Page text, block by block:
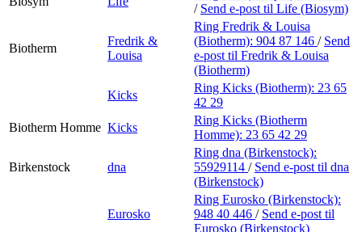
/ Send e-post til Life (Biosym)
Biotherm
Fredrik &
Louisa
Ring Fredrik & Louisa
(Biotherm): 904 87 146 / Send
e-post til Fredrik & Louisa
(Biotherm)
Kicks
Ring Kicks (Biotherm): 23 65
42 29
Biotherm Homme Kicks
Ring Kicks (Biotherm
Homme): 23 65 42 29
Birkenstock dna
Ring dna (Birkenstock):
55929114 / Send e-post til dna
(Birkenstock)
Eurosko
Ring Eurosko (Birkenstock):
948 40 446 / Send e-post til
Eurosko (Birkenstock)